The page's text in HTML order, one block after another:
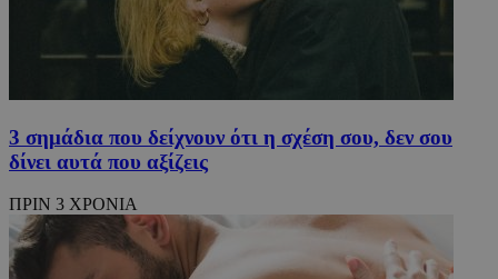
3 σημάδια που δείχνουν ότι η σχέση σου, δεν σου
δίνει αυτά που αξίζεις
ΠΡΙΝ 3 ΧΡΟΝΙΑ
VISITOR_PRIVACY_METADATA
YouTube
.youtube.com